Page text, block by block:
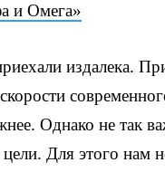
и Омега»
издалека.
Однако не так
Для этого нам